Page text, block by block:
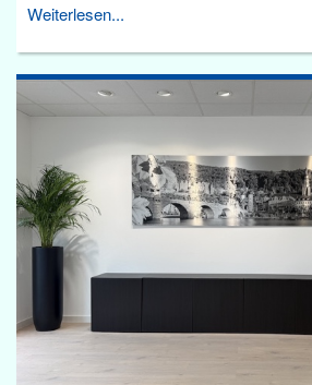
Weiterlesen...